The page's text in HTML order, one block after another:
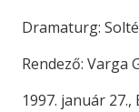
Dramaturg:
Rendező: Varga
1997. január 27.,